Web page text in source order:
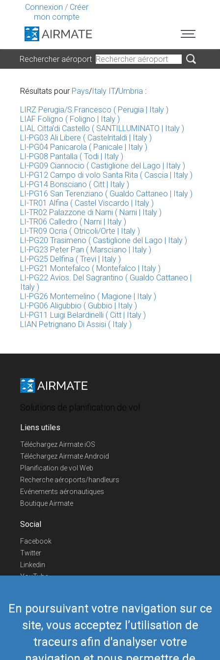
Connexion / Créer
mon compte
En poursuivant votre navigation sur ce
site, vous acceptez l’utilisation de
traceurs afin d'analyser votre
Rechercher aéroport
Résultats pour Pays/Italy IT/Umbria :
LIRZ Perugia/S.Francesco ( Perugia | Italy )
LIAF Foligno ( Foligno | Italy )
LIAL Citta'di Castello ( SANTILLUMINATO | Italy )
LI-PG03 Ali Libere ( Castelritaldi | Italy )
LI-PG04 Panicarola ( Panicale | Italy )
LI-PG08 Pantalla ( Todi | Italy )
LI-PG09 Ciannocio ( Castiglione del Lago | Italy )
LI-PG12 Campo di volo Santa Rita ( Cascia | Italy )
LI-PG14 Bonsciano ( Citt | Italy )
LI-PG16 San Terenziano ( Gualdo Cattaneo | Italy )
LI-TR01 Alfina ( Castel Viscardo | Italy )
LI-TR02 Palazzone di Narni ( Narni | Italy )
LI-TR06 Calledro ( Narni | Italy )
LI-TR09 Ocria ( Otricoli/Orte | Italy )
LI-PG20 Trasimeno ( Castiglione del Lago | Italy )
LI-PG23 Peter Pan ( Marsciano | Italy )
LI-PG25 Delfina ( Trevi | Italy )
LI-PG21 Montefalco ( Montefalco | Italy )
LI-PG22 Avios. Del Sagrantino ( Gualdo Cattaneo |
Italy )
LI-PG26 Montemelino ( Magione | Italy )
LI-PG06 Aligubbio ( Gubbio | Italy )
LI-PG11 Luigi Belardinelli ( Citt | Italy )
LIAN Petrignano Di Assisi ( Italy )
Solutions de planification de vol
Liens utiles
Téléchargez Airmate iOS
Téléchargez Airmate Android
Planification de vol Web
Recherche aéroports/handleurs
Evénements aéronautiques
Boutique Airmate
Social
Facebook
Twitter
Linkedin
YouTube
Nous contacter
Téléphone Europe+352 26441835
Téléphone US/Canada418-592-8862